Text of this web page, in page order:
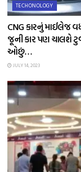
TECHONOLOGY
CNG કારનું માઈલેજ
જૂની કાર પણ ચાલશે
ઓછું…
JULY 14, 2023